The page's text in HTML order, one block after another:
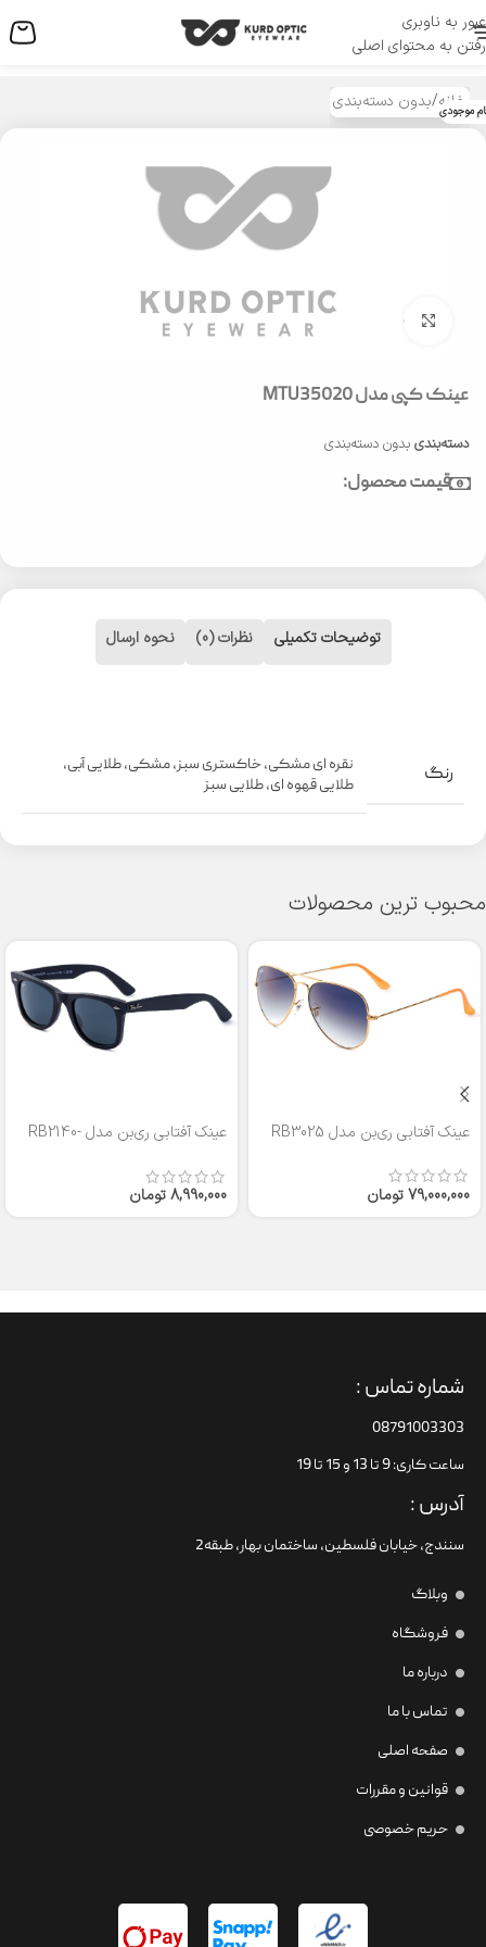
عبور به ناوبری
رفتن به محتوای اصلی
منو
خانه/بدون دسته‌بندی موجودی
بزرگنمایی تصویر
عینک کپی مدل MTU35020
دسته‌بندی بدون دسته‌بندی
قیمت محصول:
توضیحات تکمیلی نظرات (0) نحوه ارسال
رنگ نقره ای مشکی,خاکستری سبز,مشکی,طلایی آبی,
طلایی قهوه ای,طلایی سبز
محبوب ترین محصولات
عینک آفتابی ری‌بن مدل RB3025
79,000,000تومان
عینک آفتابی ری‌بن مدل RB2140-
8,990,000تومان
شماره تماس :
08791003303
ساعت کاری: 9 تا 13 و 15 تا 19
آدرس :
سنندج، خیابان فلسطین،‌ ساختمان بهار، طبقه2
وبلاگ
فروشگاه
درباره ما
تماس با ما
صفحه اصلی
قوانین و مقررات
حریم خصوصی